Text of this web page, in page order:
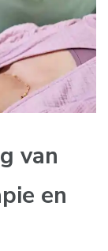
van
en